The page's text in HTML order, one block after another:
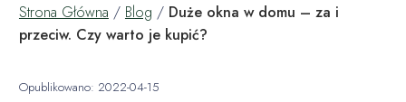
Strona Główna / Blog / Duże okna w domu – za i
przeciw. Czy warto je kupić?
Opublikowano: 2022-04-15